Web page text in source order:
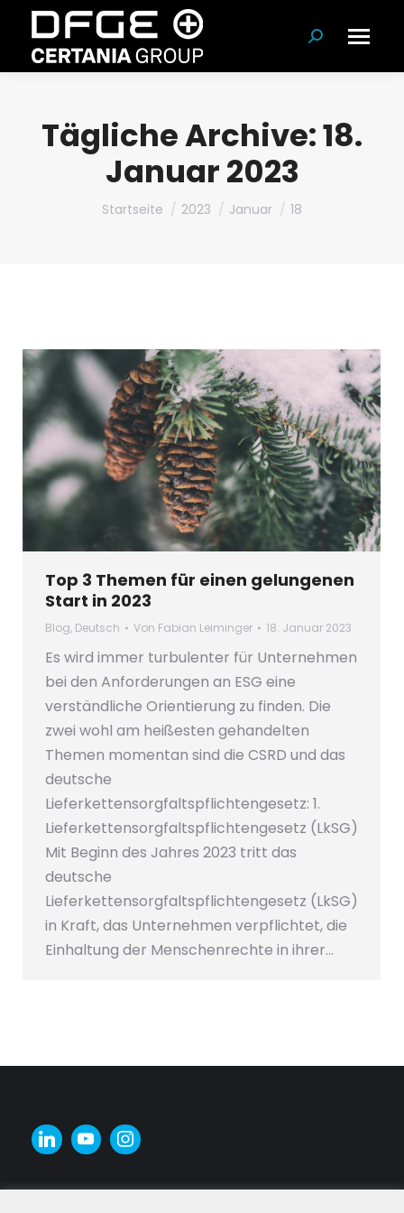
Suchen:
Tägliche Archive:18.
Januar 2023
Du bist hier:
Startseite 2023 Januar 18
Top 3 Themen für einen gelungenen
Start in 2023
Blog, Deutsch Von Fabian Leiminger 18. Januar 2023
Es wird immer turbulenter für Unternehmen
bei den Anforderungen an ESG eine
verständliche Orientierung zu finden. Die
zwei wohl am heißesten gehandelten
Themen momentan sind die CSRD und das
deutsche
Lieferkettensorgfaltspflichtengesetz: 1.
Lieferkettensorgfaltspflichtengesetz (LkSG)
Mit Beginn des Jahres 2023 tritt das
deutsche
Lieferkettensorgfaltspflichtengesetz (LkSG)
in Kraft, das Unternehmen verpflichtet, die
Einhaltung der Menschenrechte in ihrer…